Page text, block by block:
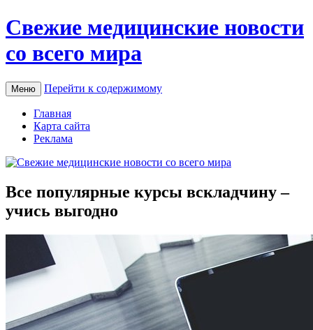
Свежие медицинские новости
со всего мира
Меню Перейти к содержимому
Главная
Карта сайта
Реклама
Все популярные курсы вскладчину –
учись выгодно